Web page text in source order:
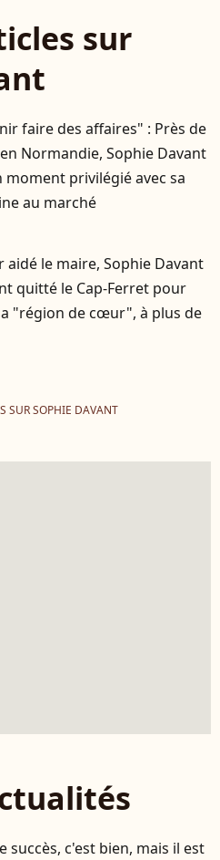
sur
faire des affaires" : Près de
Normandie, Sophie Davant
moment privilégié avec sa
au marché
aidé le maire, Sophie Davant
quitté le Cap-Ferret pour
"région de cœur", à plus de
SUR SOPHIE DAVANT
succès, c'est bien, mais il est